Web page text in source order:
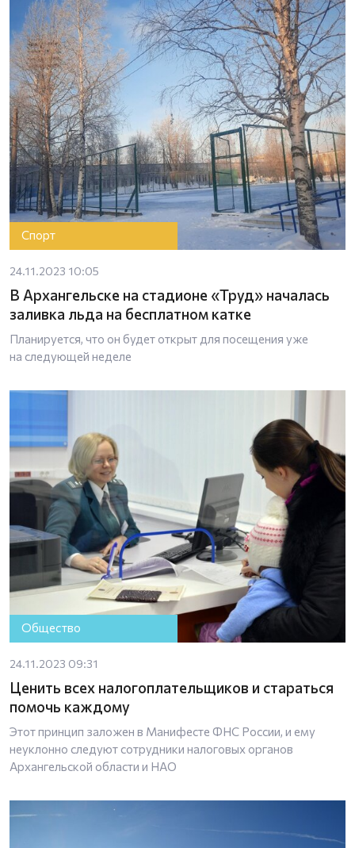
Спорт
24.11.2023 10:05
В Архангельске на стадионе «Труд» началась
заливка льда на бесплатном катке
Планируется, что он будет открыт для посещения уже
на следующей неделе
Общество
24.11.2023 09:31
Ценить всех налогоплательщиков и стараться
помочь каждому
Этот принцип заложен в Манифесте ФНС России, и ему
неуклонно следуют сотрудники налоговых органов
Архангельской области и НАО